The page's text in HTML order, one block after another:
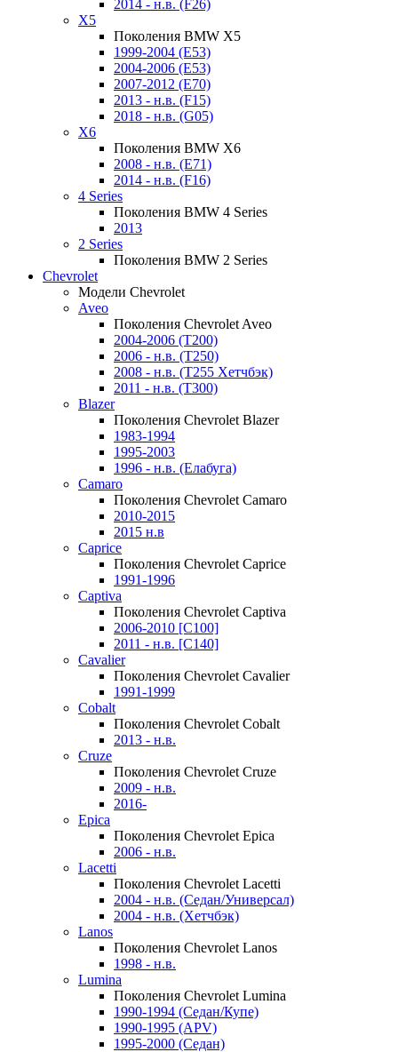
2014 - н.в. (F26)
X5
Поколения BMW X5
1999-2004 (E53)
2004-2006 (E53)
2007-2012 (E70)
2013 - н.в. (F15)
2018 - н.в. (G05)
X6
Поколения BMW X6
2008 - н.в. (E71)
2014 - н.в. (F16)
4 Series
Поколения BMW 4 Series
2013
2 Series
Поколения BMW 2 Series
Chevrolet
Модели Chevrolet
Aveo
Поколения Chevrolet Aveo
2004-2006 (T200)
2006 - н.в. (T250)
2008 - н.в. (T255 Хетчбэк)
2011 - н.в. (Т300)
Blazer
Поколения Chevrolet Blazer
1983-1994
1995-2003
1996 - н.в. (Елабуга)
Camaro
Поколения Chevrolet Camaro
2010-2015
2015 н.в
Caprice
Поколения Chevrolet Caprice
1991-1996
Captiva
Поколения Chevrolet Captiva
2006-2010 [C100]
2011 - н.в. [C140]
Cavalier
Поколения Chevrolet Cavalier
1991-1999
Cobalt
Поколения Chevrolet Cobalt
2013 - н.в.
Cruze
Поколения Chevrolet Cruze
2009 - н.в.
2016-
Epica
Поколения Chevrolet Epica
2006 - н.в.
Lacetti
Поколения Chevrolet Lacetti
2004 - н.в. (Седан/Универсал)
2004 - н.в. (Хетчбэк)
Lanos
Поколения Chevrolet Lanos
1998 - н.в.
Lumina
Поколения Chevrolet Lumina
1990-1994 (Седан/Купе)
1990-1995 (APV)
1995-2000 (Седан)